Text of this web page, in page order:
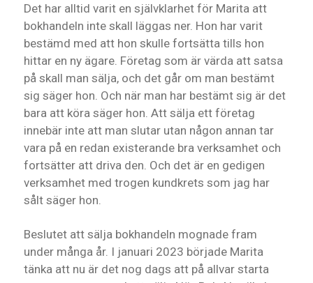
Det har alltid varit en självklarhet för Marita att
bokhandeln inte skall läggas ner. Hon har varit
bestämd med att hon skulle fortsätta tills hon
hittar en ny ägare. Företag som är värda att satsa
på skall man sälja, och det går om man bestämt
sig säger hon. Och när man har bestämt sig är det
bara att köra säger hon. Att sälja ett företag
innebär inte att man slutar utan någon annan tar
vara på en redan existerande bra verksamhet och
fortsätter att driva den. Och det är en gedigen
verksamhet med trogen kundkrets som jag har
sålt säger hon.
Beslutet att sälja bokhandeln mognade fram
under många år. I januari 2023 började Marita
tänka att nu är det nog dags att på allvar starta